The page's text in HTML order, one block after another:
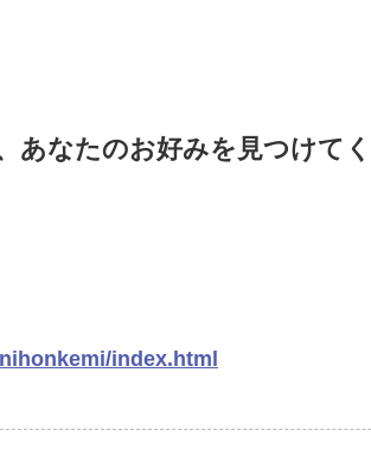
あなたのお好みを見つけてく
index.html